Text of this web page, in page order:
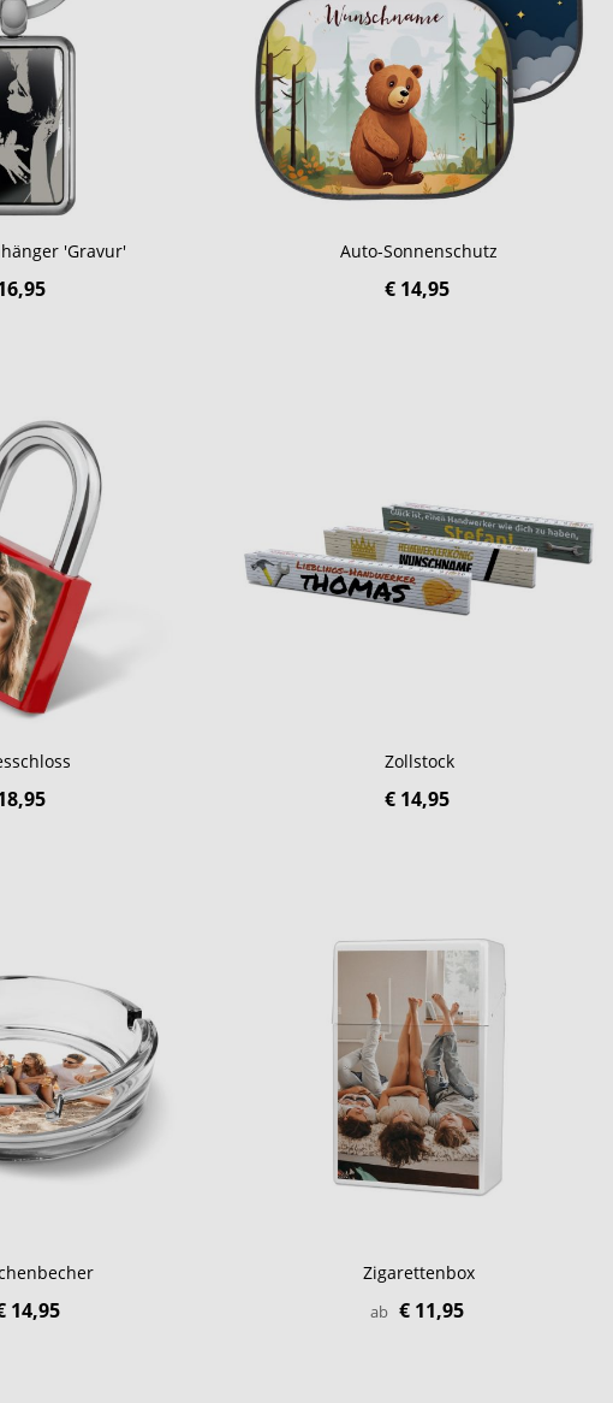
'Gravur' Auto-Sonnenschutz
€ 14,95
Zollstock
€ 14,95
14,95
Zigarettenbox
ab € 11,95